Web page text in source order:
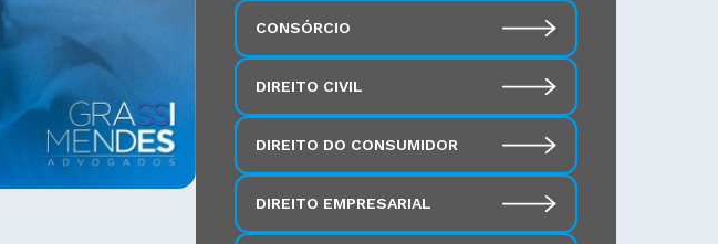
CONSÓRCIO
DIREITO CIVIL
DIREITO DO CONSUMIDOR
DIREITO EMPRESARIAL